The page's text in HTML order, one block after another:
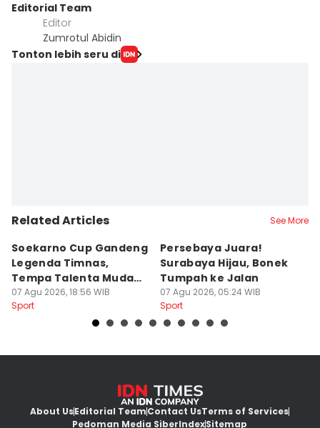
Editorial Team
Editor
Zumrotul Abidin
Tonton lebih seru di
Related Articles See More
Soekarno Cup Gandeng
Legenda Timnas,
Tempa Talenta Muda
Sepak Bola Indonesia
07 Agu 2026, 18:56 WIB
Sport
Persebaya Juara!
Surabaya Hijau, Bonek
Tumpah ke Jalan
07 Agu 2026, 05:24 WIB
Sport
About UsEditorial TeamContact UsTerms of Services
Pedoman Media SiberIndexSitemap